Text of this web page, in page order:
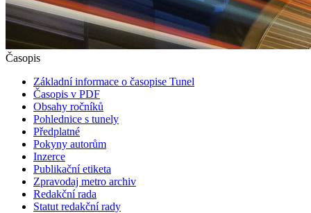
Časopis
Základní informace o časopise Tunel
Časopis v PDF
Obsahy ročníků
Pohlednice s tunely
Předplatné
Pokyny autorům
Inzerce
Publikační etiketa
Zpravodaj metro archiv
Redakční rada
Statut redakční rady